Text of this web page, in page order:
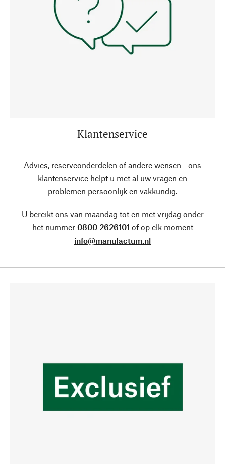
Klantenservice
Advies, reserveonderdelen of andere wensen - ons
klantenservice helpt u met al uw vragen en
problemen persoonlijk en vakkundig.
U bereikt ons van maandag tot en met vrijdag onder
het nummer 0800 2626101 of op elk moment
info@manufactum.nl